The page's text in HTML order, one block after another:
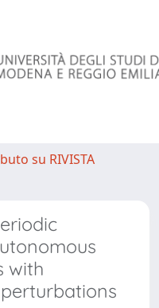
su RIVISTA
with